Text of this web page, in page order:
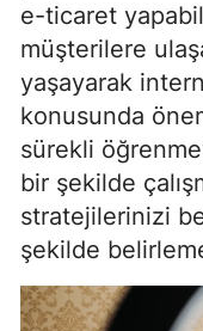
e-ticaret
müşterilere
yaşayarak
konusunda
sürekli
bir şekilde
stratejilerinizi
şekilde